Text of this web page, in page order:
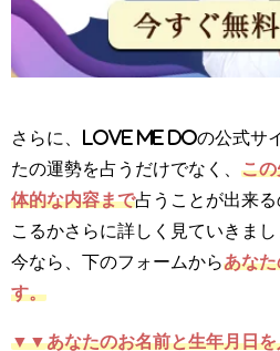
さらに、Love Me Doの公式サ
たの運勢を占うだけでなく、 この
体的な内容まで占うことが出来
こるかさらに詳しく見ていきまし
今なら、下のフォームからあな
す。
▼▼あなたのお名前と生年月日